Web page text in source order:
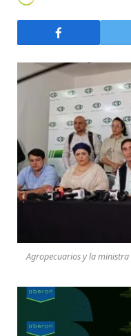
Agropecuarios y la ministra